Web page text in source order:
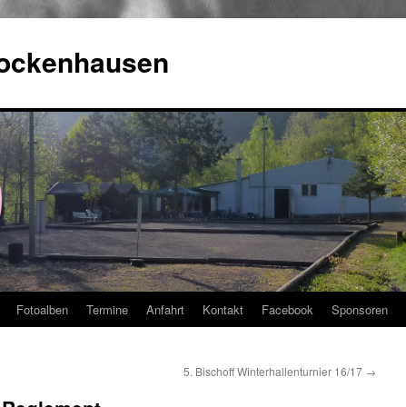
Fotoalben Termine Anfahrt Kontakt Facebook Sponsoren
5. Bischoff Winterhallenturnier 16/17 →